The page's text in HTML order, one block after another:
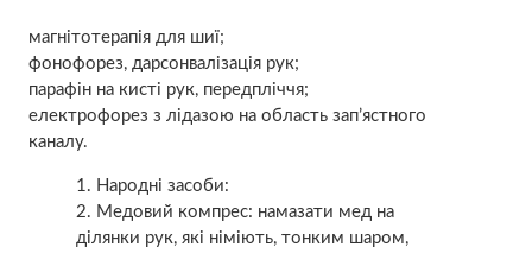
магнітотерапія для шиї;
фонофорез, дарсонвалізація рук;
парафін на кисті рук, передпліччя;
електрофорез з лідазою на область зап’ястного
каналу.
Народні засоби:
Медовий компрес: намазати мед на
ділянки рук, які німіють, тонким шаром,